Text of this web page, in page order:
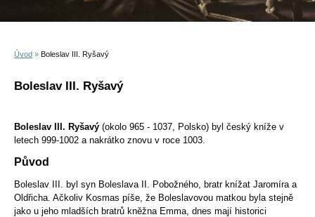
Úvod » Boleslav III. Ryšavý
Boleslav III. Ryšavý
Boleslav III. Ryšavý (okolo 965 - 1037, Polsko) byl český kníže v
letech 999-1002 a nakrátko znovu v roce 1003.
Původ
Boleslav III. byl syn Boleslava II. Pobožného, bratr knížat Jaromíra a
Oldřicha. Ačkoliv Kosmas píše, že Boleslavovou matkou byla stejně
jako u jeho mladších bratrů kněžna Emma, dnes mají historici